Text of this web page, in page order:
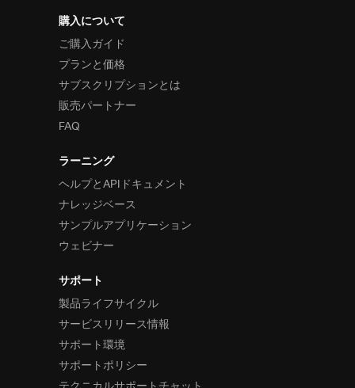
購入について
ご購入ガイド
プランと価格
サブスクリプションとは
販売パートナー
FAQ
ラーニング
ヘルプとAPIドキュメント
ナレッジベース
サンプルアプリケーション
ウェビナー
サポート
製品ライフサイクル
サービスリリース情報
サポート環境
サポートポリシー